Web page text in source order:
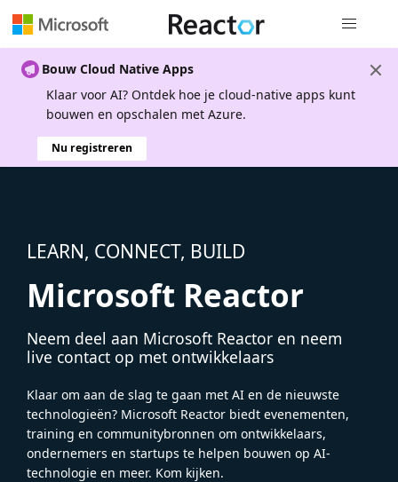
Bouw Cloud Native Apps
Klaar voor AI? Ontdek hoe je cloud-native apps kunt
bouwen en opschalen met Azure.
Nu registreren
LEARN, CONNECT, BUILD
Microsoft Reactor
Neem deel aan Microsoft Reactor en neem
live contact op met ontwikkelaars
Klaar om aan de slag te gaan met AI en de nieuwste
technologieën? Microsoft Reactor biedt evenementen,
training en communitybronnen om ontwikkelaars,
ondernemers en startups te helpen bouwen op AI-
technologie en meer. Kom kijken.